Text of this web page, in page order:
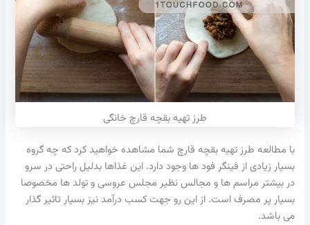
طرز تهیه بقچه قارچ خانگی
با مطالعه طرز تهیه بقچه قارچ شما مشاهده خواهید کرد که چه گروه
بسیار زیادی از فینگر فود ها وجود دارد. این غذاها بدلیل راحتی در سرو
در بیشتر مراسم ها و مجالس نظیر مجلس عروسی و تولد ها مخصوصا
بسیار پر مصرف است. از این رو جهت کسب درآمد نیز بسیار تاثیر گذار
می باشد.